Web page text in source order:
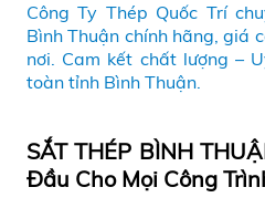
Công Ty Thép Quốc Trí
Bình Thuận chính hãng, giá
nơi. Cam kết chất lượng –
toàn tỉnh Bình Thuận.
SẮT THÉP BÌNH
Đầu Cho Mọi Công